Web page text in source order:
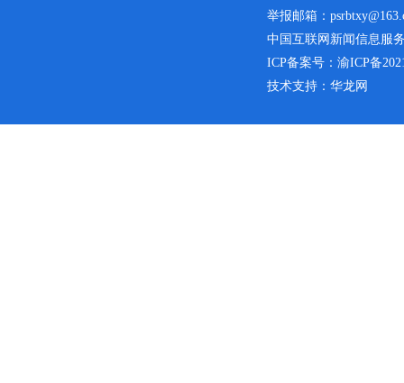
举报邮箱：
中国互联网新闻信息服
ICP备案号： 渝ICP备
技术支持：华龙网